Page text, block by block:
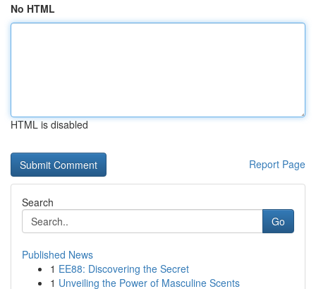
No HTML
HTML is disabled
Report Page
Search
Go
Published News
1 EE88: Discovering the Secret
1 Unveiling the Power of Masculine Scents